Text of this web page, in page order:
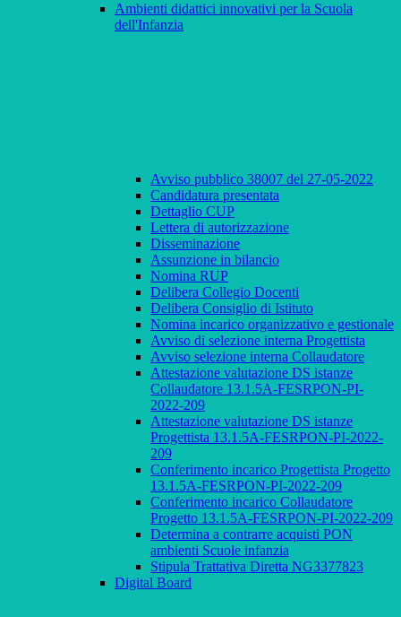
Ambienti didattici innovativi per la Scuola
dell'Infanzia
Avviso pubblico 38007 del 27-05-2022
Candidatura presentata
Dettaglio CUP
Lettera di autorizzazione
Disseminazione
Assunzione in bilancio
Nomina RUP
Delibera Collegio Docenti
Delibera Consiglio di Istituto
Nomina incarico organizzativo e gestionale
Avviso di selezione interna Progettista
Avviso selezione interna Collaudatore
Attestazione valutazione DS istanze
Collaudatore 13.1.5A-FESRPON-PI-
2022-209
Attestazione valutazione DS istanze
Progettista 13.1.5A-FESRPON-PI-2022-
209
Conferimento incarico Progettista Progetto
13.1.5A-FESRPON-PI-2022-209
Conferimento incarico Collaudatore
Progetto 13.1.5A-FESRPON-PI-2022-209
Determina a contrarre acquisti PON
ambienti Scuole infanzia
Stipula Trattativa Diretta NG3377823
Digital Board